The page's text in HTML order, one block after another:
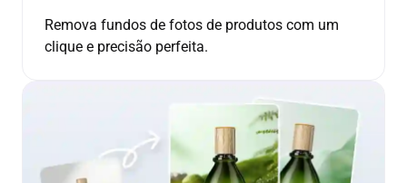
Remova fundos de fotos de produtos com um
clique e precisão perfeita.